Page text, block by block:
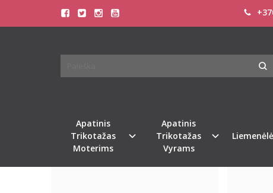
Apatinis
Trikotažas
Moterims
Apatinis
Trikotažas
Vyrams
PREKIŲ PAIEŠKA - BPC
Naujiena -24 Naujiena